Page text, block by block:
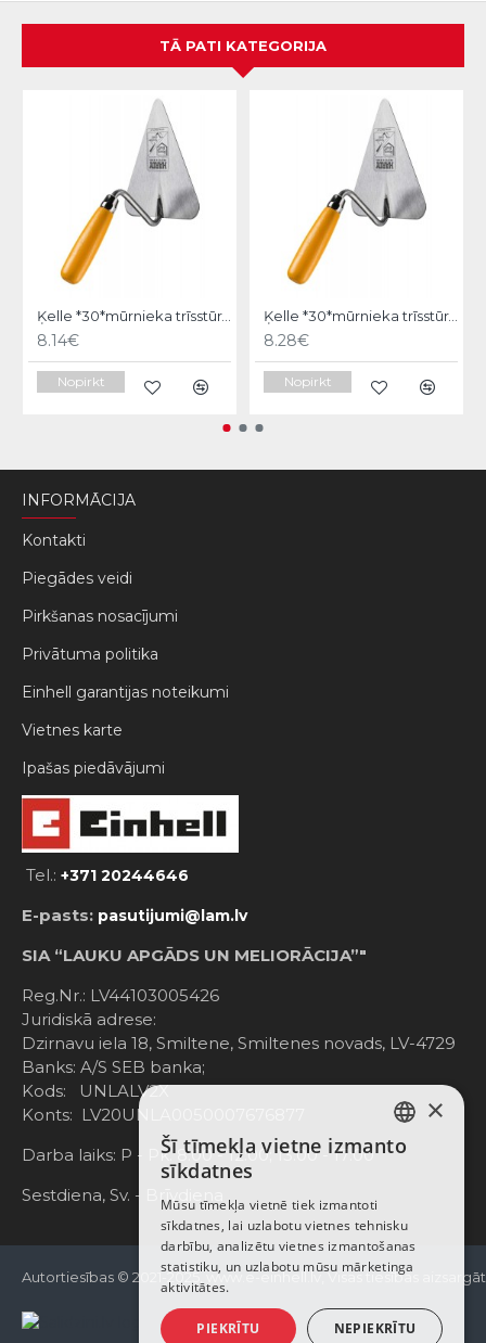
TĀ PATI KATEGORIJA
Ķelle *30*mūrnieka trīsstūra 18cm, Hardy
8.14€
Nopirkt
Ķelle *30*mūrnieka trīsstūra 20cm, Hardy
8.28€
Nopirkt
INFORMĀCIJA
Kontakti
Piegādes veidi
Pirkšanas nosacījumi
Privātuma politika
Einhell garantijas noteikumi
Vietnes karte
Ipašas piedāvājumi
Tel.: +371 20244646
E-pasts: pasutijumi@lam.lv
SIA “LAUKU APGĀDS UN MELIORĀCIJA”"
Reg.Nr.: LV44103005426
Juridiskā adrese:
Dzirnavu iela 18, Smiltene, Smiltenes novads, LV-4729
Banks: A/S SEB banka;
Kods: UNLALV2X
Konts: LV20UNLA0050007676877
Darba laiks: P - Pk. 8:00 - 12:00; 13:00 - 17:00
Sestdiena, Sv. - Brīvdiena
Autortiesības © 2021-2025, www.e-einhell.lv, Visas tiesības
LATVIAN
ENGLISH
×
Šī tīmekļa vietne izmanto
sīkdatnes
Mūsu tīmekļa vietnē tiek izmantoti
sīkdatnes, lai uzlabotu vietnes tehnisku
darbību, analizētu vietnes izmantošanas
statistiku, un uzlabotu mūsu mārketinga
aktivitātes.
PIEKRĪTU NEPIEKRĪTU